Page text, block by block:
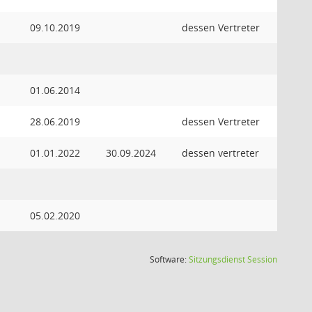
09.10.2019 dessen Vertreter
01.06.2014
28.06.2019 dessen Vertreter
01.01.2022 30.09.2024 dessen vertreter
05.02.2020
Software:SitzungsdienstSession(Wird in